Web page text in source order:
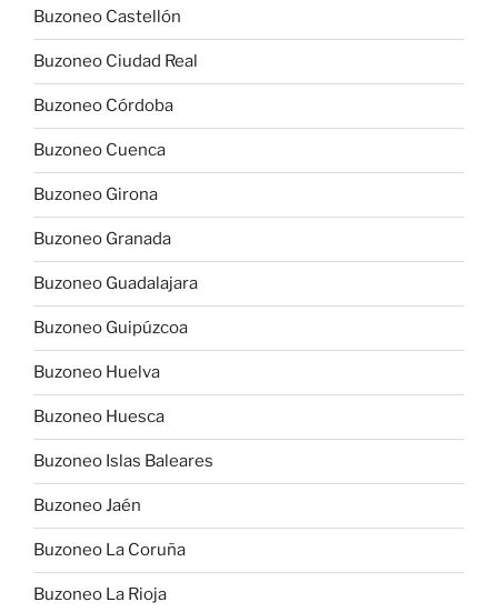
Buzoneo Castellón
Buzoneo Ciudad Real
Buzoneo Córdoba
Buzoneo Cuenca
Buzoneo Girona
Buzoneo Granada
Buzoneo Guadalajara
Buzoneo Guipúzcoa
Buzoneo Huelva
Buzoneo Huesca
Buzoneo Islas Baleares
Buzoneo Jaén
Buzoneo La Coruña
Buzoneo La Rioja